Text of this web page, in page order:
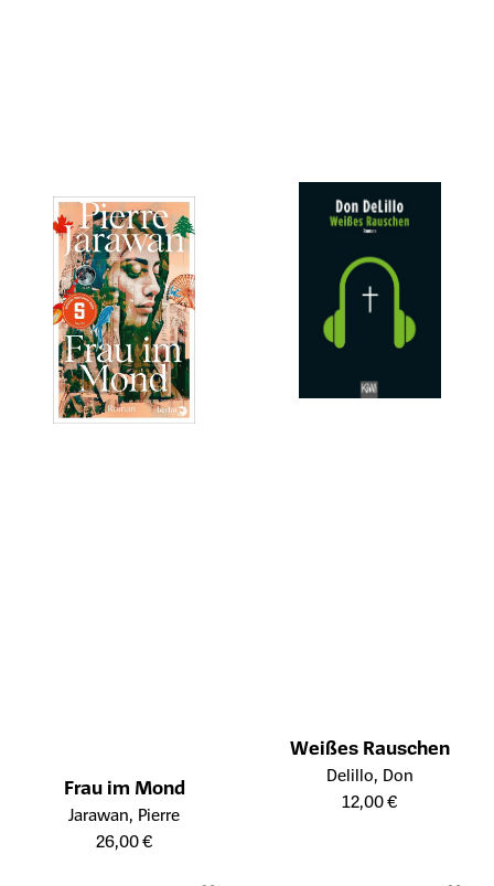
Frau im Mond
Öffnet die Detailseite des Produkts
Jarawan, Pierre
26,00 €
Weißes Rauschen
Öffnet die Detailseite des
Delillo, Don
12,00 €